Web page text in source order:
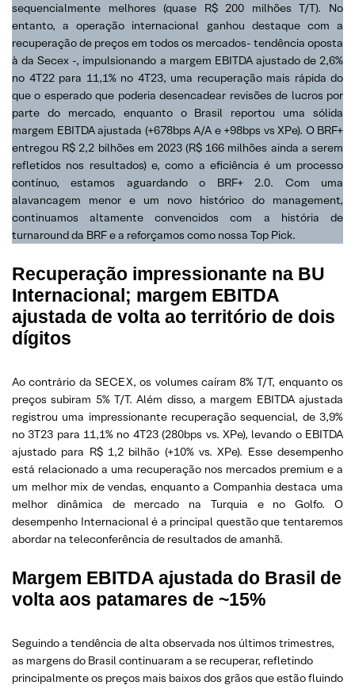
sequencialmente melhores (quase R$ 200 milhões T/T). No
entanto, a operação internacional ganhou destaque com a
recuperação de preços em todos os mercados- tendência oposta
à da Secex -, impulsionando a margem EBITDA ajustado de 2,6%
no 4T22 para 11,1% no 4T23, uma recuperação mais rápida do
que o esperado que poderia desencadear revisões de lucros por
parte do mercado, enquanto o Brasil reportou uma sólida
margem EBITDA ajustada (+678bps A/A e +98bps vs XPe). O BRF+
entregou R$ 2,2 bilhões em 2023 (R$ 166 milhões ainda a serem
refletidos nos resultados) e, como a eficiência é um processo
contínuo, estamos aguardando o BRF+ 2.0. Com uma
alavancagem menor e um novo histórico do management,
continuamos altamente convencidos com a história de
turnaround da BRF e a reforçamos como nossa Top Pick.
Recuperação impressionante na BU
Internacional; margem EBITDA
ajustada de volta ao território de dois
dígitos
Ao contrário da SECEX, os volumes caíram 8% T/T, enquanto os
preços subiram 5% T/T. Além disso, a margem EBITDA ajustada
registrou uma impressionante recuperação sequencial, de 3,9%
no 3T23 para 11,1% no 4T23 (280bps vs. XPe), levando o EBITDA
ajustado para R$ 1,2 bilhão (+10% vs. XPe). Esse desempenho
está relacionado a uma recuperação nos mercados premium e a
um melhor mix de vendas, enquanto a Companhia destaca uma
melhor dinâmica de mercado na Turquia e no Golfo. O
desempenho Internacional é a principal questão que tentaremos
abordar na teleconferência de resultados de amanhã.
Margem EBITDA ajustada do Brasil de
volta aos patamares de ~15%
Seguindo a tendência de alta observada nos últimos trimestres,
as margens do Brasil continuaram a se recuperar, refletindo
principalmente os preços mais baixos dos grãos que estão fluindo